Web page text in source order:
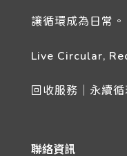
讓循環成為日常。
Live Circular,
回收服務｜永續循
聯絡資訊